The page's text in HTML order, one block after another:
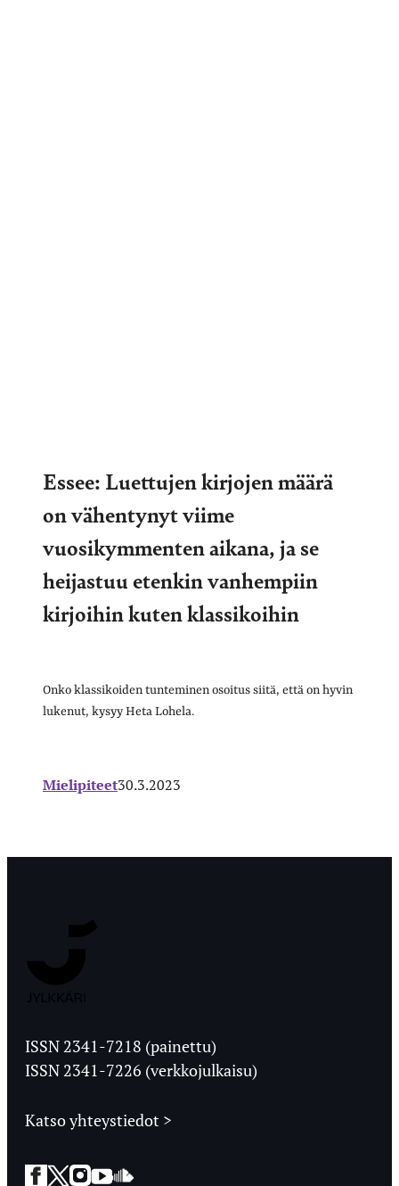
Essee: Luettujen kirjojen määrä
on vähentynyt viime
vuosikymmenten aikana, ja se
heijastuu etenkin vanhempiin
kirjoihin kuten klassikoihin
Onko klassikoiden tunteminen osoitus siitä, että on hyvin
lukenut, kysyy Heta Lohela.
Mielipiteet30.3.2023
Ylioppilaslehti
ISSN 2341-7218 (painettu)
ISSN 2341-7226 (verkkojulkaisu)
Katso yhteystiedot >
Facebook
Twitter
Instagram
YouTube
SoundCloud